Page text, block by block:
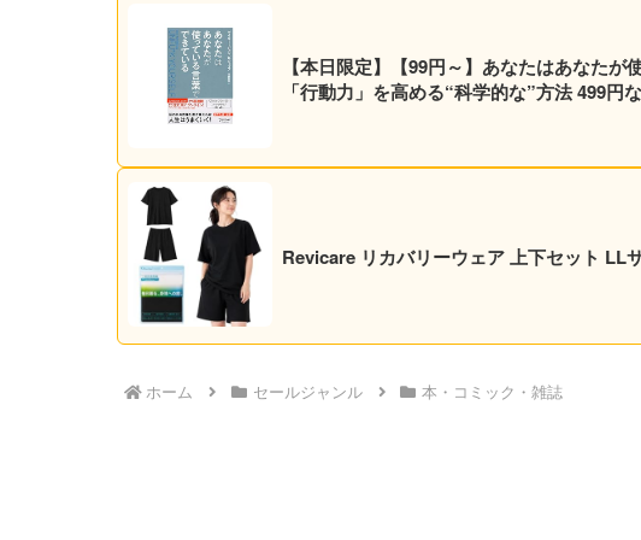
【本日限定】【99円～】あなたはあなた
「行動力」を高める“科学的な”方法 499円
Revicare リカバリーウェア 上下セット LL
ホーム セールジャンル 本・コミック・雑誌